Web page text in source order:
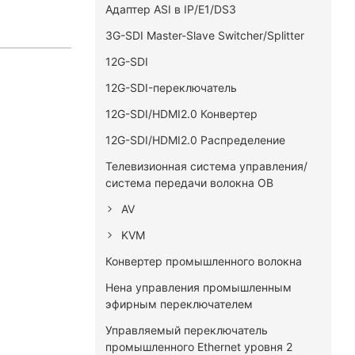
Адаптер ASI в IP/E1/DS3
3G-SDI Master-Slave Switcher/Splitter
12G-SDI
12G-SDI-переключатель
12G-SDI/HDMI2.0 Конвертер
12G-SDI/HDMI2.0 Распределение
Телевизионная система управления/
система передачи волокна OB
AV
KVM
Конвертер промышленного волокна
Нена управления промышленным
эфирным переключателем
Управляемый переключатель
промышленного Ethernet уровня 2